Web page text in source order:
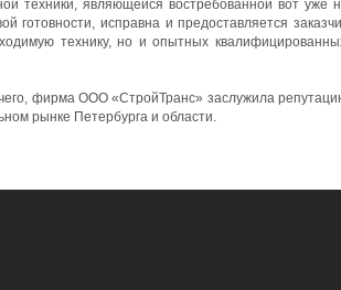
техники, являющейся востребованной вот уже
готовности, исправна и предоставляется
технику, но и опытных
фирма ООО «СтройТранс» заслужила
рынке Петербурга и области.